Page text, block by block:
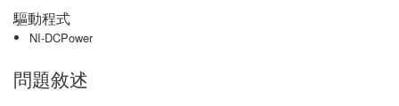
驅動程式
NI-DCPower
問題敘述